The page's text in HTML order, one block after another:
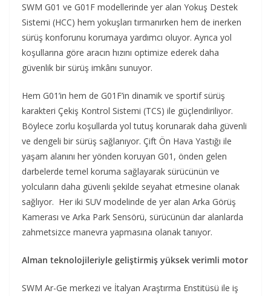
SWM G01 ve G01F modellerinde yer alan Yokuş Destek
Sistemi (HCC) hem yokuşları tırmanırken hem de inerken
sürüş konforunu korumaya yardımcı oluyor. Ayrıca yol
koşullarına göre aracın hızını optimize ederek daha
güvenlik bir sürüş imkânı sunuyor.
Hem G01’in hem de G01F’in dinamik ve sportif sürüş
karakteri Çekiş Kontrol Sistemi (TCS) ile güçlendiriliyor.
Böylece zorlu koşullarda yol tutuş korunarak daha güvenli
ve dengeli bir sürüş sağlanıyor. Çift Ön Hava Yastığı ile
yaşam alanını her yönden koruyan G01, önden gelen
darbelerde temel koruma sağlayarak sürücünün ve
yolcuların daha güvenli şekilde seyahat etmesine olanak
sağlıyor. Her iki SUV modelinde de yer alan Arka Görüş
Kamerası ve Arka Park Sensörü, sürücünün dar alanlarda
zahmetsizce manevra yapmasına olanak tanıyor.
Alman teknolojileriyle geliştirmiş yüksek verimli motor
SWM Ar-Ge merkezi ve İtalyan Araştırma Enstitüsü ile iş